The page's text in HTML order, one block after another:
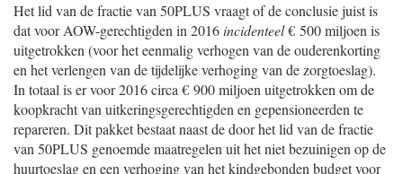
Het lid van de fractie van 50PLUS vraagt of de conclusie juist is
dat voor AOW-gerechtigden in 2016incidenteel€ 500 miljoen is
uitgetrokken (voor het eenmalig verhogen van de ouderenkorting
en het verlengen van de tijdelijke verhoging van de zorgtoeslag).
In totaal is er voor 2016 circa € 900 miljoen uitgetrokken om de
koopkracht van uitkeringsgerechtigden en gepensioneerden te
repareren. Dit pakket bestaat naast de door het lid van de fractie
van 50PLUS genoemde maatregelen uit het niet bezuinigen op de
huurtoeslag en een verhoging van het kindgebonden budget voor